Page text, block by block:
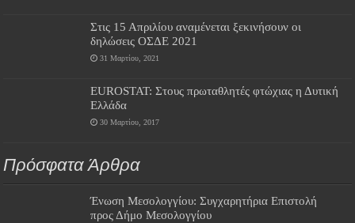
Στις 15 Απριλίου αναμένεται ξεκινήσουν οι
δηλώσεις ΟΣΔΕ 2021
31 Μαρτίου, 2021
EUROSTAT: Στους πρωταθλητές φτώχιας η Δυτική
Ελλάδα
30 Μαρτίου, 2017
Πρόσφατα Άρθρα
Ένωση Μεσολογγίου: Συγχαρητήρια Επιστολή
προς Δήμο Μεσολογγίου